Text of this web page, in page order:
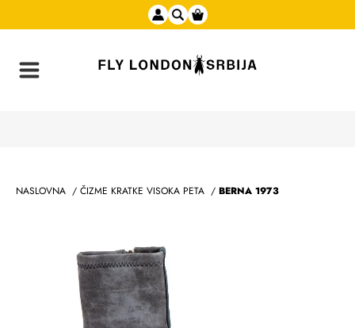
NASLOVNA / ČIZME KRATKE VISOKA PETA / BERNA 1973